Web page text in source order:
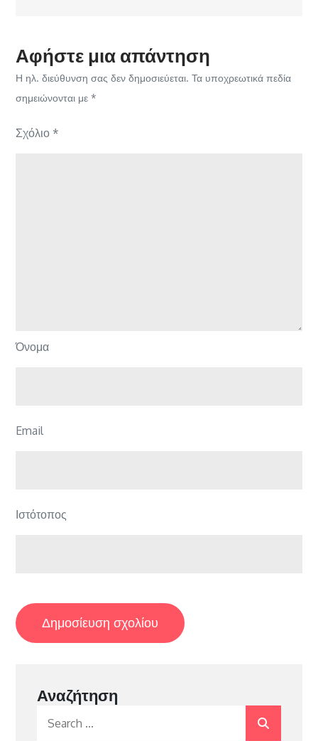
Αφήστε μια απάντηση
Η ηλ. διεύθυνση σας δεν δημοσιεύεται. Τα υποχρεωτικά πεδία
σημειώνονται με*
Σχόλιο *
Όνομα
Email
Ιστότοπος
Αναζήτηση